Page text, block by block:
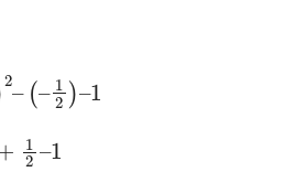
)2 ( 1 2 –
1 –